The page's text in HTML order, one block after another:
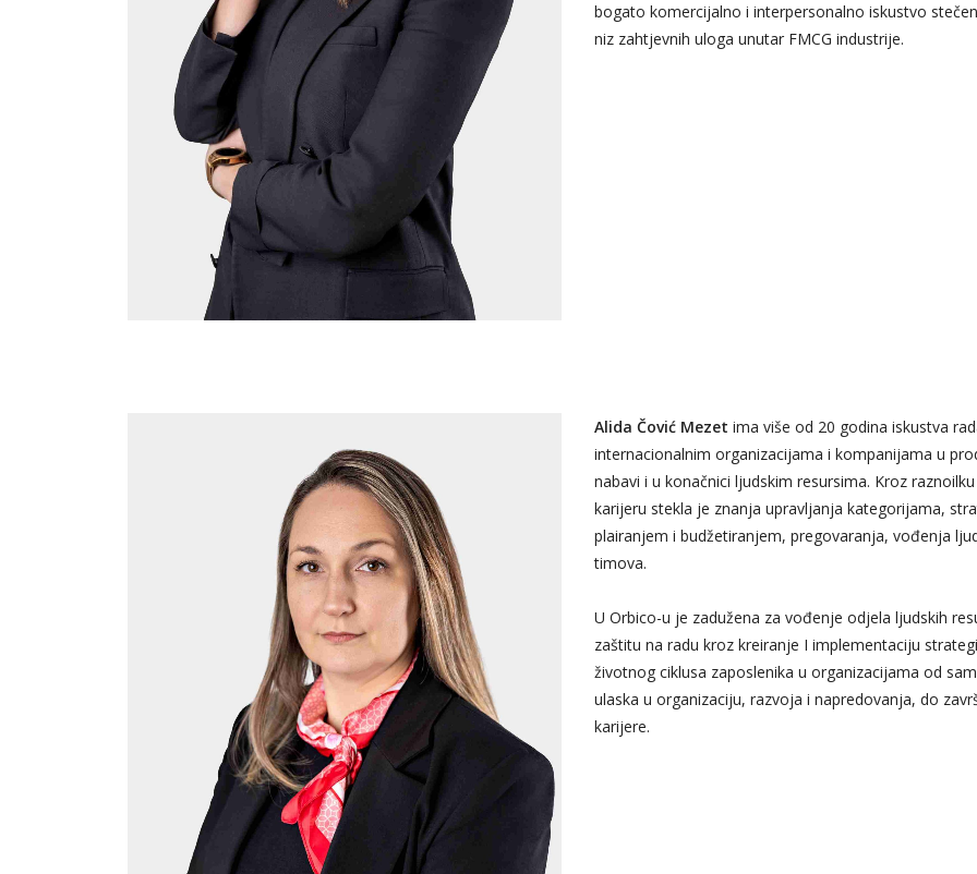
bogato komercijalno i interpersonalno iskustvo
niz zahtjevnih uloga unutar FMCG industrije.
Alida Čović Mezet ima više od 20 godina iskustva
internacionalnim organizacijama i kompanijama u
nabavi i u konačnici ljudskim resursima. Kroz raznoilku
karijeru stekla je znanja upravljanja kategorijama,
plairanjem i budžetiranjem, pregovaranja, vođenja
timova.
U Orbico-u je zadužena za vođenje odjela ljudskih
zaštitu na radu kroz kreiranje I implementaciju
životnog ciklusa zaposlenika u organizacijama od
ulaska u organizaciju, razvoja i napredovanja, do
karijere.